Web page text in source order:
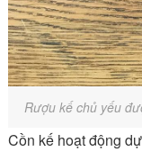
Rượu kế chủ yếu
Cồn kế hoạt động